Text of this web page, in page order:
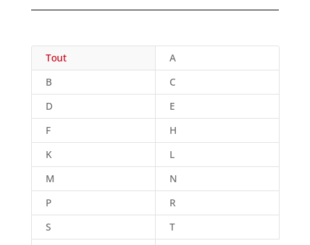
Tout
A
B
C
D
E
F
H
K
L
M
N
P
R
S
T